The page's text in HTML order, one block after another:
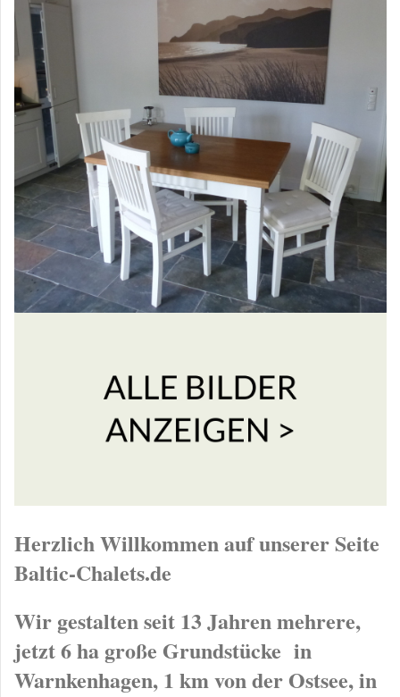
Herzlich Willkommen auf unserer Seite
Baltic-Chalets.de
Wir gestalten seit 13 Jahren mehrere,
jetzt 6 ha große Grundstücke in
Warnkenhagen, 1 km von der Ostsee, in